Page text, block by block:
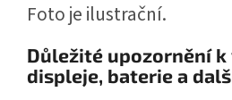
Foto je ilustrační.
Důležité upozornění k
displeje, baterie a